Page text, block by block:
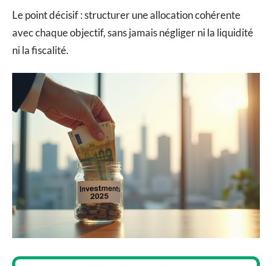
Le point décisif : structurer une allocation cohérente
avec chaque objectif, sans jamais négliger ni la liquidité
ni la fiscalité.